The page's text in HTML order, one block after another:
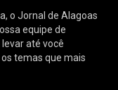
o Jornal de Alagoas
equipe de
até você
temas que mais